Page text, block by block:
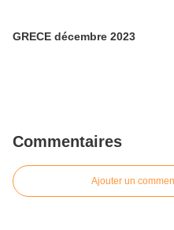
GRECE décembre 2023
Commentaires
Ajouter un